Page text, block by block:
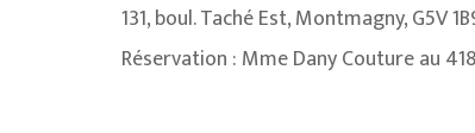
131, boul. Taché Est, Montmagny, G5V
Réservation : Mme Dany Couture au